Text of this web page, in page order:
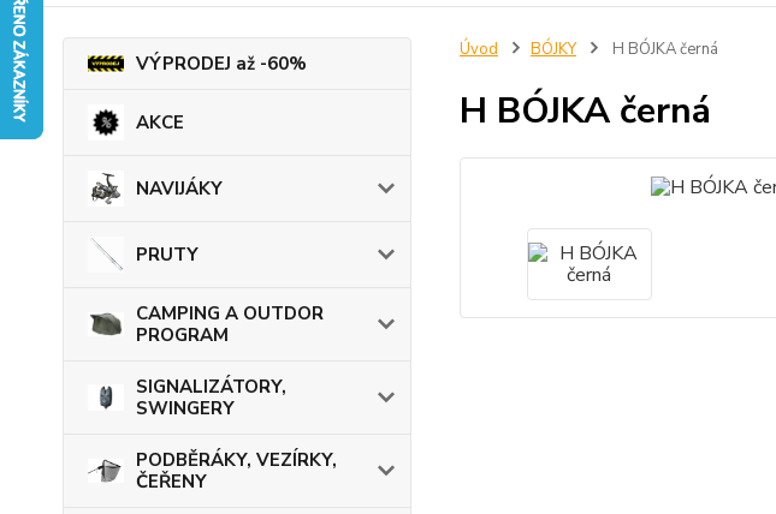
VÝPRODEJ až -60%
AKCE
NAVIJÁKY
PRUTY
CAMPING A OUTDOR
PROGRAM
SIGNALIZÁTORY,
SWINGERY
PODBĚRÁKY, VEZÍRKY,
ČEŘENY
Úvod BÓJKY H BÓJKA černá
H BÓJKA černá